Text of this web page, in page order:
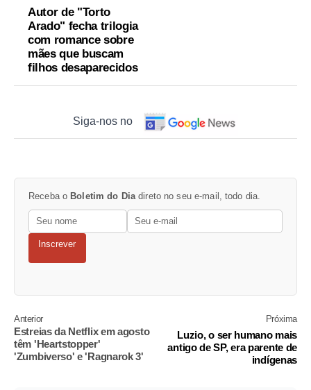
Autor de "Torto
Arado" fecha trilogia
com romance sobre
mães que buscam
filhos desaparecidos
Siga-nos no
Receba o Boletim do Diadireto no seu e-mail, todo dia.
Inscrever
Anterior
Estreias da Netflix em agosto
têm 'Heartstopper'
'Zumbiverso' e 'Ragnarok 3'
Próxima
Luzio, o ser humano mais
antigo de SP, era parente de
indígenas